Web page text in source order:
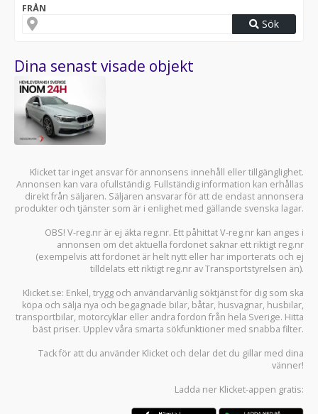
FRÅN
Sök
Dina senast visade objekt
Klicket tar inget ansvar för annonsens innehåll eller tillgänglighet.
Annonsen kan vara ofullständig. Fullständig information kan erhållas
direkt från säljaren. Säljaren ansvarar för att de endast annonsera
produkter och tjänster som är i enlighet med gällande svenska lagar.
OBS! V-reg.nr är ej äkta reg.nr. Ett påhittat V-reg.nr kan anges i
annonsen om det aktuella fordonet saknar ett riktigt reg.nr
(exempelvis att fordonet är helt nytt eller har importerats och ej
tilldelats ett riktigt reg.nr av Transportstyrelsen än).
Klicket.se: Enkel, trygg och användarvänlig söktjänst för dig som ska
köpa och sälja nya och begagnade bilar, båtar, husvagnar, husbilar,
transportbilar, motorcyklar eller andra fordon från hela Sverige. Hitta
bäst priser. Upplev våra smarta sökfunktioner med snabba filter.
Tack för att du använder Klicket och delar det du gillar med dina
vänner!
Ladda ner Klicket-appen gratis: